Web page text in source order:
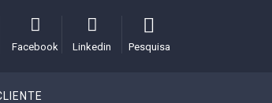
Facebook Linkedin Pesquisa